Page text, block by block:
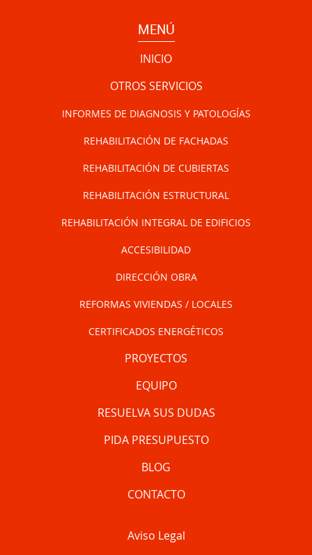
MENÚ
INICIO
OTROS SERVICIOS
INFORMES DE DIAGNOSIS Y PATOLOGÍAS
REHABILITACIÓN DE FACHADAS
REHABILITACIÓN DE CUBIERTAS
REHABILITACIÓN ESTRUCTURAL
REHABILITACIÓN INTEGRAL DE EDIFICIOS
ACCESIBILIDAD
DIRECCIÓN OBRA
REFORMAS VIVIENDAS / LOCALES
CERTIFICADOS ENERGÉTICOS
PROYECTOS
EQUIPO
RESUELVA SUS DUDAS
PIDA PRESUPUESTO
BLOG
CONTACTO
Aviso Legal